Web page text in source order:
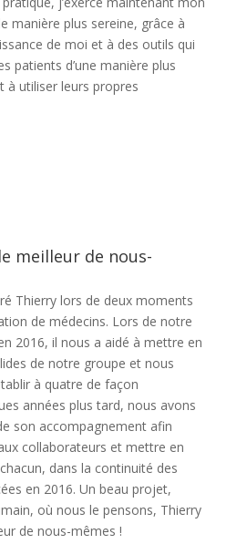
manière plus sereine, grâce à
de moi et à des outils qui
patients d’une manière plus
à utiliser leurs propres
meilleur de nous-
Thierry lors de deux moments
de médecins. Lors de notre
2016, il nous a aidé à mettre en
de notre groupe et nous
à quatre de façon
années plus tard, nous avons
son accompagnement afin
collaborateurs et mettre en
dans la continuité des
en 2016. Un beau projet,
où nous le pensons, Thierry
de nous-mêmes !